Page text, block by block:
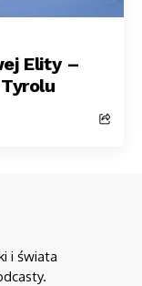
Elity –
i świata